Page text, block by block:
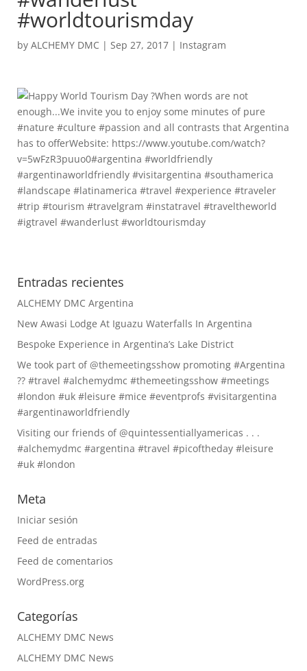
#worldtourismday
by ALCHEMY DMC | Sep 27, 2017| Instagram
Entradas recientes
ALCHEMY DMC Argentina
New Awasi Lodge At Iguazu Waterfalls In Argentina
Bespoke Experience in Argentina’s Lake District
We took part of @themeetingsshow promoting #Argentina
?? #travel #alchemydmc #themeetingsshow #meetings
#london #uk #leisure #mice #eventprofs #visitargentina
#argentinaworldfriendly
Visiting our friends of @quintessentiallyamericas . . .
#alchemydmc #argentina #travel #picoftheday #leisure
#uk #london
Meta
Iniciar sesión
Feed de entradas
Feed de comentarios
WordPress.org
Categorías
ALCHEMY DMC News
ALCHEMY DMC News